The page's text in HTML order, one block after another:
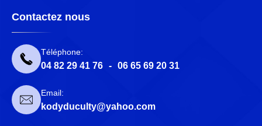
Contactez nous
Téléphone:
04 82 29 41 76 - 06 65 69 20 31
Email:
kodyduculty@yahoo.com